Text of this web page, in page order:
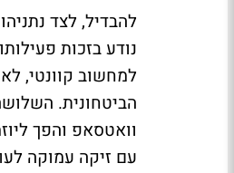
להבדיל, לצד
נודע בזכות
למחשוב קוונטי,
הביטחונית.
וואטסאפ והפך
עם זיקה עמוקה